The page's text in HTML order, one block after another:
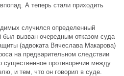
А теперь стали приходить
случился определенный
вызван очередным отказом суда
(адвоката Вячеслава Макарова)
на предварительном следствии
противоречие между
и тем, что он говорил в суде.